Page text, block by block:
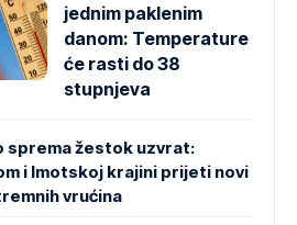
jednim paklenim
danom: Temperature
će rasti do 38
stupnjeva
sprema žestok uzvrat:
i Imotskoj krajini prijeti novi
vrućina